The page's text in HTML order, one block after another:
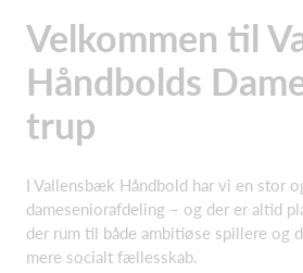
Velkommen til
Håndbolds
trup
I Vallensbæk Håndbold har vi en stor
dameseniorafdeling – og der er altid
der rum til både ambitiøse spillere og
mere socialt fællesskab.